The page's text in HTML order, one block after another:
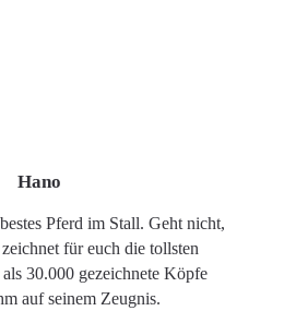
Hano
Pferd im Stall. Geht nicht,
für euch die tollsten
30.000 gezeichnete Köpfe
auf seinem Zeugnis.